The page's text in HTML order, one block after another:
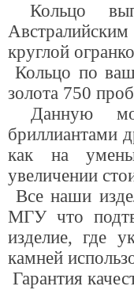
Кольцо
круглой
Кольцо по
золота 750
Данную
бриллиантами
как на
увеличении
Все наши
МГУ что
изделие, где
камней
Гарантия